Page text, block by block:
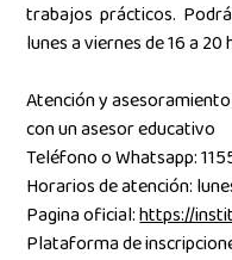
trabajos prácticos.
lunes a viernes de 16 a
Atención y
con un asesor educativo
Teléfono o Whatsapp:
Horarios de atención:
Pagina oficial:https://
Plataforma de